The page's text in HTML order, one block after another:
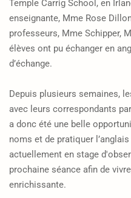
Temple Carrig School, en
enseignante, Mme Rose
professeurs, Mme Schipper,
élèves ont pu échanger en
d’échange.
Depuis plusieurs semaines,
avec leurs correspondants
a donc été une belle
noms et de pratiquer
actuellement en stage
prochaine séance afin de
enrichissante.